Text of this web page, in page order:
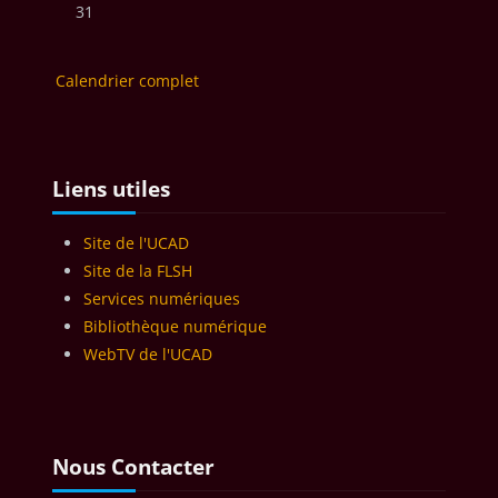
Aucun événement, lundi 31 août
31
Calendrier complet
Blocs
Liens utiles
Site de l'UCAD
Site de la FLSH
Services numériques
Bibliothèque numérique
WebTV de l'UCAD
Blocs
Nous Contacter